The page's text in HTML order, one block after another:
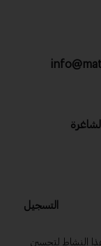
التسجيل
هذا النشاط لتحسين